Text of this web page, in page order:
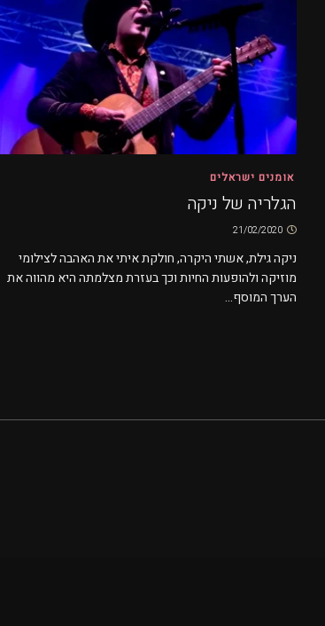
אומנים ישראלים
הגלריה של ניקה
ניקה גילת, אשתי היקרה, חולקת איתי את האהבה לצילומי
מוזיקה ולהופעות החיות וכך בעזרת מצלמתה היא מהווה את
הערך המוסף...